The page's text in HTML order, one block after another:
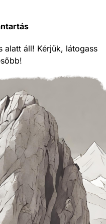
alatt áll! Kérjük, látogass